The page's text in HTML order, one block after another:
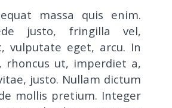
massa quis enim.
justo, fringilla vel,
vulputate eget, arcu. In
rhoncus ut, imperdiet a,
justo. Nullam dictum
mollis pretium. Integer